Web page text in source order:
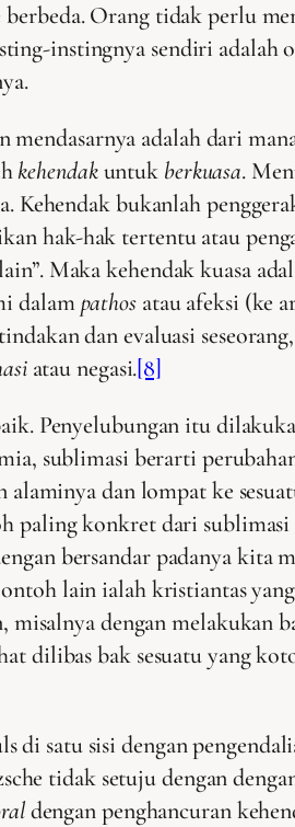
Orang tidak perlu
instingnya sendiri adalah
adalah dari
kehendakuntuk berkuasa.
bukanlah
hak-hak tertentu atau
Maka kehendak kuasa
dalampathosatau afeksi (ke
dan evaluasi
atau negasi.[8]
Penyelubungan itu
sublimasi berarti
dan lompat ke
konkret dari sublimasi
bersandar padanya kita
lain ialah kristiantas
dengan melakukan
dilibas bak sesuatu yang
di satu sisi dengan
tidak setuju dengan
dengan penghancuran